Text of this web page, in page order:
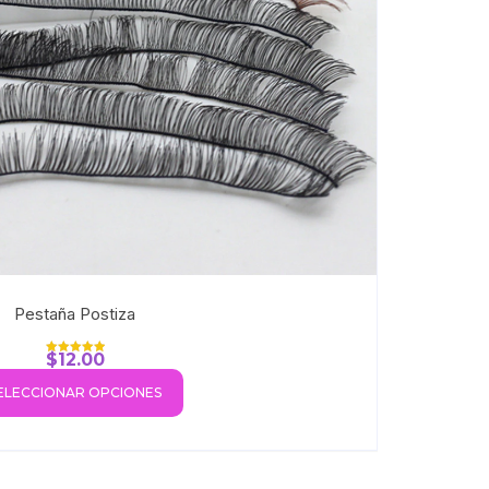
Pestaña Postiza
Valorado con
5.00
$12.00
OPCIONES